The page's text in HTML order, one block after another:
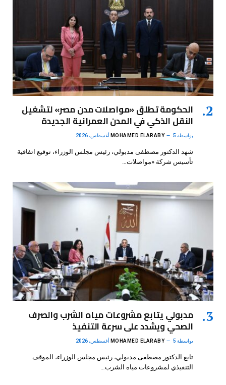
الحكومة تطلق «مواصلات مدن مصر» لتشغيل
النقل الذكي في المدن العمرانية الجديدة
بواسطة MOHAMED ELARABY 5 أغسطس، 2026
شهد الدكتور مصطفى مدبولي، رئيس مجلس الوزراء، توقيع اتفاقية
تأسيس شركة «مواصلات…
مدبولي يتابع مشروعات مياه الشرب والصرف
الصحي ويشدد على سرعة التنفيذ
بواسطة MOHAMED ELARABY 5 أغسطس، 2026
تابع الدكتور مصطفى مدبولي، رئيس مجلس الوزراء، الموقف
التنفيذي لمشروعات مياه الشرب…